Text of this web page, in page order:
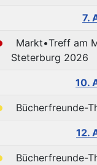
7.
Markt•Treff am
Steterburg 2026
10.
Bücherfreunde-
12.
Bücherfreunde-